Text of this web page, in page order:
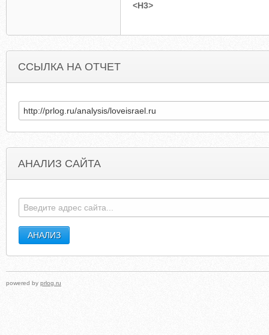
<H3>
ССЫЛКА НА ОТЧЕТ
АНАЛИЗ САЙТА
powered by prlog.ru